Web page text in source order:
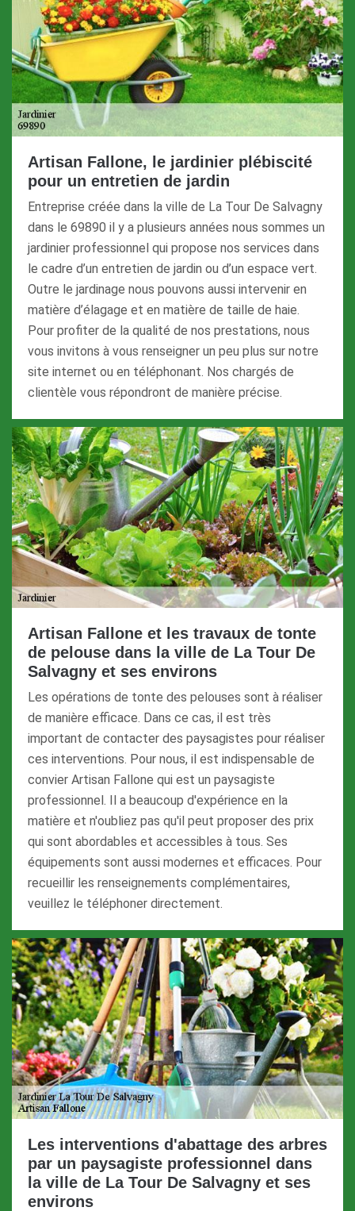
Artisan Fallone, le jardinier plébiscité
pour un entretien de jardin
Entreprise créée dans la ville de La Tour De Salvagny
dans le 69890 il y a plusieurs années nous sommes un
jardinier professionnel qui propose nos services dans
le cadre d’un entretien de jardin ou d’un espace vert.
Outre le jardinage nous pouvons aussi intervenir en
matière d’élagage et en matière de taille de haie.
Pour profiter de la qualité de nos prestations, nous
vous invitons à vous renseigner un peu plus sur notre
site internet ou en téléphonant. Nos chargés de
clientèle vous répondront de manière précise.
Artisan Fallone et les travaux de tonte
de pelouse dans la ville de La Tour De
Salvagny et ses environs
Les opérations de tonte des pelouses sont à réaliser
de manière efficace. Dans ce cas, il est très
important de contacter des paysagistes pour réaliser
ces interventions. Pour nous, il est indispensable de
convier Artisan Fallone qui est un paysagiste
professionnel. Il a beaucoup d'expérience en la
matière et n'oubliez pas qu'il peut proposer des prix
qui sont abordables et accessibles à tous. Ses
équipements sont aussi modernes et efficaces. Pour
recueillir les renseignements complémentaires,
veuillez le téléphoner directement.
Les interventions d'abattage des arbres
par un paysagiste professionnel dans
la ville de La Tour De Salvagny et ses
environs